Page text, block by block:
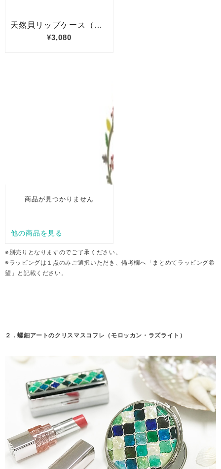
※別売りとなりますのでご了承ください。
※ラッピングは１点のみご選択いただき、備考欄へ「まとめてラッピング希
望」と記載ください。
２．螺鈿アートのクリスマスコフレ（モロッカン・ラズライト）